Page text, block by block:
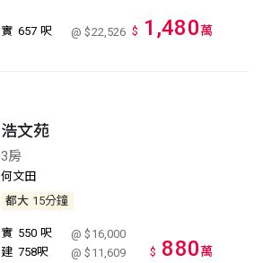
實 657 呎 @ $22,526 $ 1,480萬
浩文苑
3房
何文田
都大 15分鐘
實 550 呎
@ $16,000
建 758呎 @ $11,609 $ 880萬